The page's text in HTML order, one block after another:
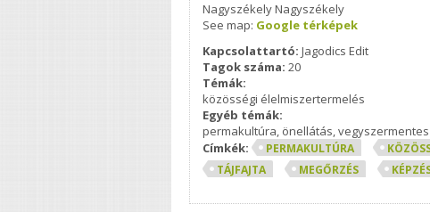
NagyszékelyNagyszékely
See map: Google térképek
Kapcsolattartó:Jagodics Edit
Tagok száma:20
Témák:
közösségi élelmiszertermelés
Egyéb témák:
permakultúra, önellátás,
Címkék:
PERMAKULTÚRA
TÁJFAJTA
MEGŐRZÉS